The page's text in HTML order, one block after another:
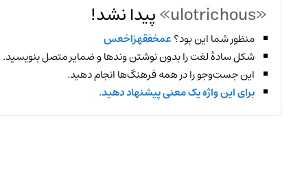
«ulotrichous» پیدا نشد!
منظور شما این بود؟عمخفقهزاخعس
شکل سادهٔ لغت را بدون نوشتن وندها و ضمایر متصل بنویسید.
این جست‌وجو را در همه فرهنگ‌ها انجام دهید.
برای این واژه یک معنی پیشنهاد دهید.